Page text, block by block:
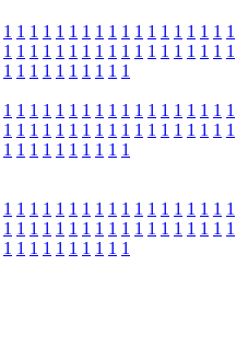
1 1 1 1 1 1 1 1 1 1 1 1 1 1 1 1 1 1
1 1 1 1 1 1 1 1 1 1 1 1 1 1 1 1 1 1
1 1 1 1 1 1 1 1 1 1
1 1 1 1 1 1 1 1 1 1 1 1 1 1 1 1 1 1
1 1 1 1 1 1 1 1 1 1 1 1 1 1 1 1 1 1
1 1 1 1 1 1 1 1 1 1
1 1 1 1 1 1 1 1 1 1 1 1 1 1 1 1 1 1
1 1 1 1 1 1 1 1 1 1 1 1 1 1 1 1 1 1
1 1 1 1 1 1 1 1 1 1